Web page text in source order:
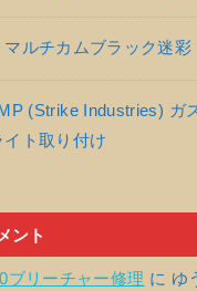
ルチカムブラック迷
(Strike Industries) ガ
ト取り付け
ント
ブリーチャー修理 に ゆ